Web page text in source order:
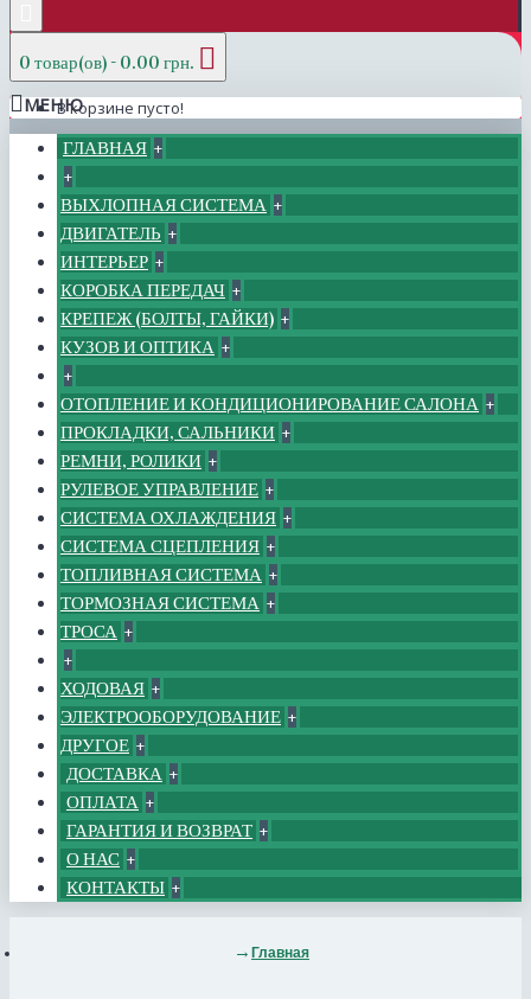
0 товар(ов) - 0.00 грн.
В корзине пусто!
МЕНЮ
ГЛАВНАЯ +
+
ВЫХЛОПНАЯ СИСТЕМА +
ДВИГАТЕЛЬ +
ИНТЕРЬЕР +
КОРОБКА ПЕРЕДАЧ +
КРЕПЕЖ (БОЛТЫ, ГАЙКИ) +
КУЗОВ И ОПТИКА +
+
ОТОПЛЕНИЕ И КОНДИЦИОНИРОВАНИЕ САЛОНА +
ПРОКЛАДКИ, САЛЬНИКИ +
РЕМНИ, РОЛИКИ +
РУЛЕВОЕ УПРАВЛЕНИЕ +
СИСТЕМА ОХЛАЖДЕНИЯ +
СИСТЕМА СЦЕПЛЕНИЯ +
ТОПЛИВНАЯ СИСТЕМА +
ТОРМОЗНАЯ СИСТЕМА +
ТРОСА +
+
ХОДОВАЯ +
ЭЛЕКТРООБОРУДОВАНИЕ +
ДРУГОЕ +
ДОСТАВКА +
ОПЛАТА +
ГАРАНТИЯ И ВОЗВРАТ +
О НАС +
КОНТАКТЫ +
Главная